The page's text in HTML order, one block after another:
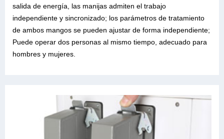
salida de energía, las manijas admiten el trabajo
independiente y sincronizado; los parámetros de tratamiento
de ambos mangos se pueden ajustar de forma independiente;
Puede operar dos personas al mismo tiempo, adecuado para
hombres y mujeres.